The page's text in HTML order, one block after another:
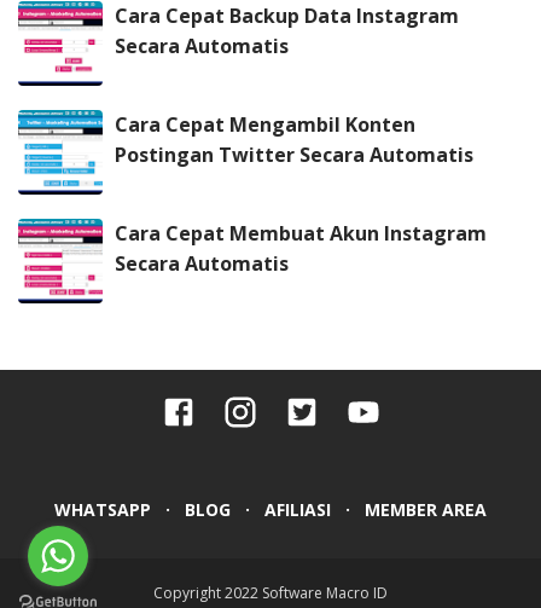
Cara Cepat Backup Data Instagram
Secara Automatis
Cara Cepat Mengambil Konten
Postingan Twitter Secara Automatis
Cara Cepat Membuat Akun Instagram
Secara Automatis
WHATSAPP BLOG AFILIASI MEMBER AREA
Copyright 2022 Software Macro ID